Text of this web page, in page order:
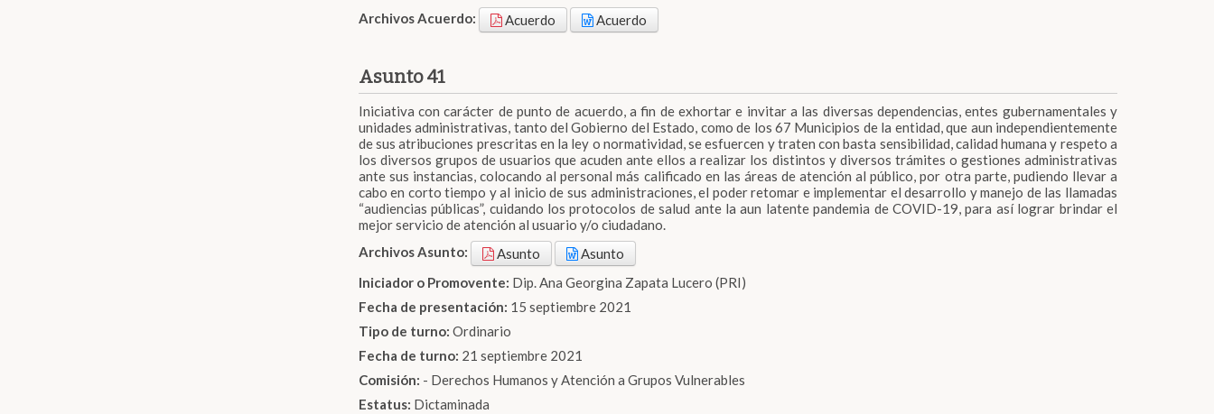
Archivos Acuerdo:
Acuerdo Acuerdo
Asunto 41
Iniciativa con carácter de punto de acuerdo, a fin de exhortar e invitar a las diversas dependencias, entes gubernamentales y
unidades administrativas, tanto del Gobierno del Estado, como de los 67 Municipios de la entidad, que aun independientemente
de sus atribuciones prescritas en la ley o normatividad, se esfuercen y traten con basta sensibilidad, calidad humana y respeto a
los diversos grupos de usuarios que acuden ante ellos a realizar los distintos y diversos trámites o gestiones administrativas
ante sus instancias, colocando al personal más calificado en las áreas de atención al público, por otra parte, pudiendo llevar a
cabo en corto tiempo y al inicio de sus administraciones, el poder retomar e implementar el desarrollo y manejo de las llamadas
“audiencias públicas”, cuidando los protocolos de salud ante la aun latente pandemia de COVID-19, para así lograr brindar el
mejor servicio de atención al usuario y/o ciudadano.
Archivos Asunto:
Asunto
Asunto
Iniciador o Promovente: Dip. Ana Georgina Zapata Lucero (PRI)
Fecha de presentación: 15 septiembre 2021
Tipo de turno: Ordinario
Fecha de turno: 21 septiembre 2021
Comisión: - Derechos Humanos y Atención a Grupos Vulnerables
Estatus: Dictaminada